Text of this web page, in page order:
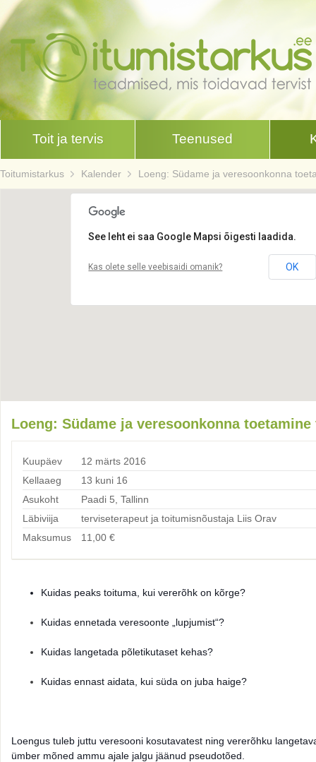
Toit ja tervis Teenused
Toitumistarkus Kalender Loeng: Südame ja veresoonkonna
See leht ei saa Google Mapsi õigesti laadida.
Kas olete selle veebisaidi omanik? OK
Loeng: Südame ja veresoonkonna
Kuupäev
12 märts 2016
Kellaaeg
13 kuni 16
Asukoht
Paadi 5, Tallinn
Läbiviija
terviseterapeut ja toitumisnõustaja Liis Orav
Maksumus
11,00 €
Kuidas peaks toituma, kui vererõhk on kõrge?
Kuidas ennetada veresoonte „lupjumist“?
Kuidas langetada põletikutaset kehas?
Kuidas ennast aidata, kui süda on juba haige?
Loengus tuleb juttu veresooni kosutavatest ning vererõhku
ümber mõned ammu ajale jalgu jäänud pseudotõed.